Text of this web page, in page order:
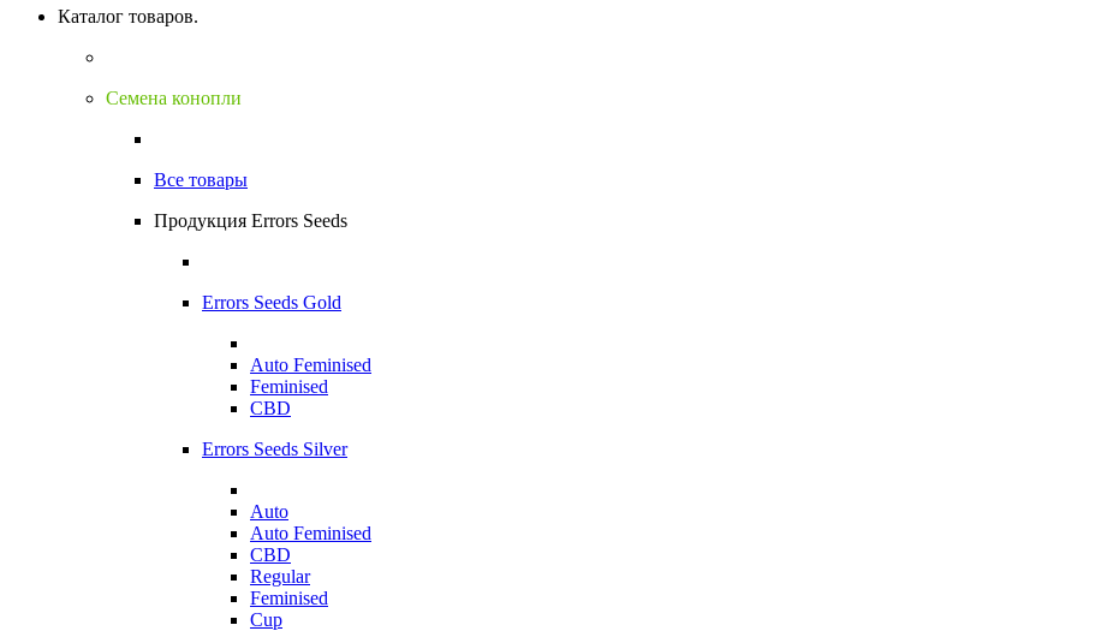
Каталог товаров.
Семена конопли
Все товары
Продукция Errors Seeds
Errors Seeds Gold
Auto Feminised
Feminised
CBD
Errors Seeds Silver
Auto
Auto Feminised
CBD
Regular
Feminised
Cup